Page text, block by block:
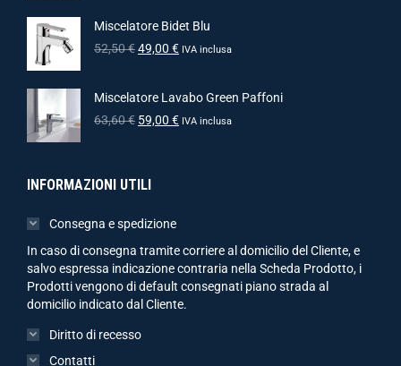
Miscelatore Bidet Blu
52,50€49,00 € IVA inclusa
Miscelatore Lavabo Green Paffoni
63,60€ 59,00 € IVA inclusa
INFORMAZIONI UTILI
Consegna e spedizione
In caso di consegna tramite corriere al domicilio del Cliente, e
salvo espressa indicazione contraria nella Scheda Prodotto, i
Prodotti vengono di default consegnati piano strada al
domicilio indicato dal Cliente.
Diritto di recesso
Contatti